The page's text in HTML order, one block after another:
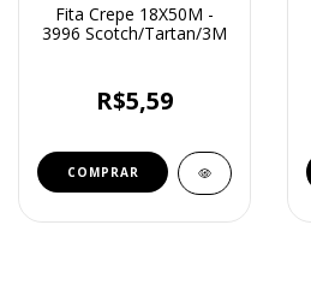
Fita Crepe 18X50M -
3996 Scotch/Tartan/3M
R$5,59